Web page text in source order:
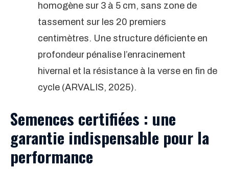
homogène sur 3 à 5 cm, sans zone de
tassement sur les 20 premiers
centimètres. Une structure déficiente en
profondeur pénalise l’enracinement
hivernal et la résistance à la verse en fin de
cycle (ARVALIS, 2025).
Semences certifiées : une
garantie indispensable pour la
performance